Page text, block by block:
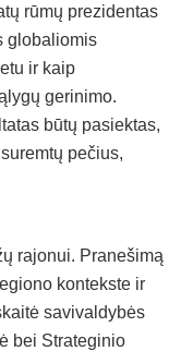
rūmų prezidentas
globaliomis
ir kaip
gerinimo.
būtų pasiektas,
pečius,
rajonui. Pranešimą
kontekste ir
savivaldybės
bei Strateginio